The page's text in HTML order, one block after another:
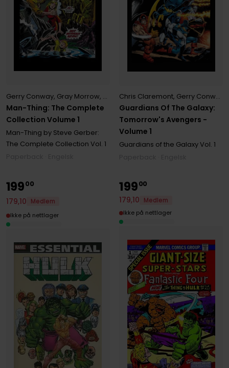
Man-Thing: The Complete
Collection Volume 1
Gerry Conway, Gray Morrow, Steve Gerber
Man-Thing by Steve Gerber:
The Complete Collection Vol. 1
Guardians Of The Galaxy:
Tomorrow's Avengers -
Volume 1
Chris Claremont, Gerry Conway
Guardians of the GalaxyVol. 1
19900
179,10
Medlem
Ikke på nettlager
19900
179,10
Medlem
Ikke på nettlager